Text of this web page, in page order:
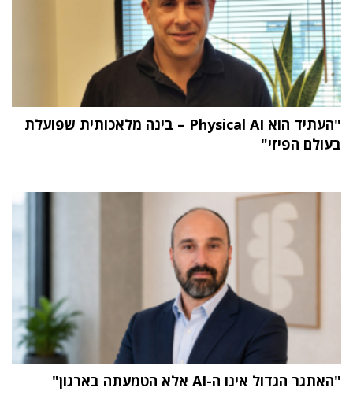
"העתיד הוא Physical AI – בינה מלאכותית שפועלת
בעולם הפיזי"
"האתגר הגדול אינו ה-AI אלא הטמעתה בארגון"